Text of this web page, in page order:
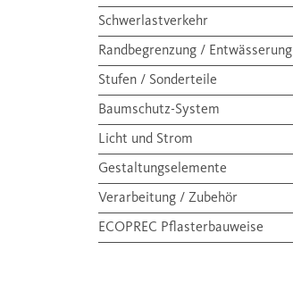
Schwerlastverkehr
Randbegrenzung / Entwässerung
Stufen / Sonderteile
Baumschutz-System
Licht und Strom
Gestaltungselemente
Verarbeitung / Zubehör
ECOPREC Pflasterbauweise